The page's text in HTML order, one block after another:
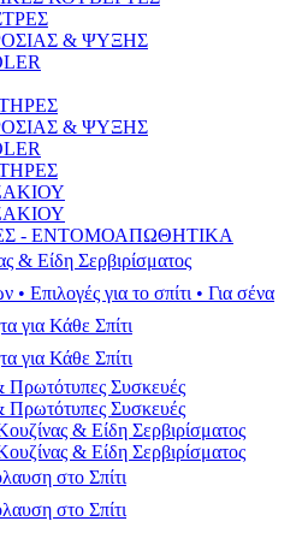
& ΨΥΞΗΣ
& ΨΥΞΗΣ
- ΕΝΤΟΜΟΑΠΩΘΗΤΙΚΑ
Είδη Σερβιρίσματος
Επιλογές για το σπίτι • Για σένα
για Κάθε Σπίτι
για Κάθε Σπίτι
Πρωτότυπες Συσκευές
Πρωτότυπες Συσκευές
& Είδη Σερβιρίσματος
& Είδη Σερβιρίσματος
στο Σπίτι
στο Σπίτι